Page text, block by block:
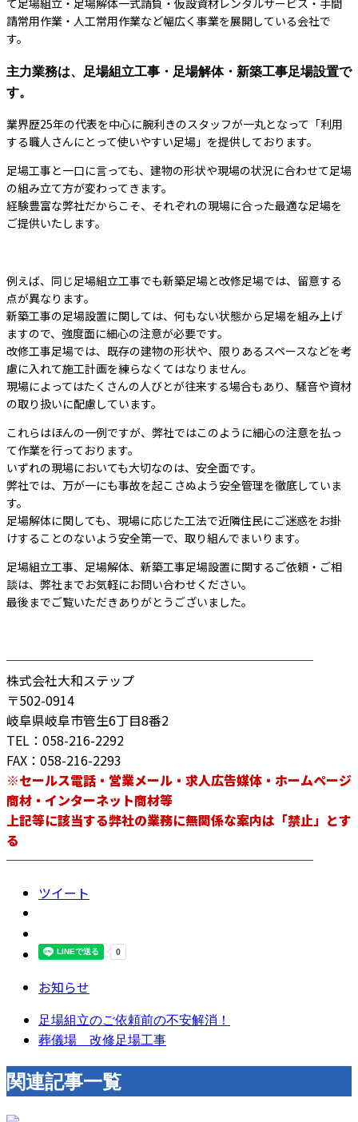
て足場組立・足場解体一式請負・仮設資材レンタルサービス・手間
請常用作業・人工常用作業など幅広く事業を展開している会社で
す。
主力業務は、足場組立工事・足場解体・新築工事足場設置で
す。
業界歴25年の代表を中心に腕利きのスタッフが一丸となって「利用
する職人さんにとって使いやすい足場」を提供しております。
足場工事と一口に言っても、建物の形状や現場の状況に合わせて足場
の組み立て方が変わってきます。
経験豊富な弊社だからこそ、それぞれの現場に合った最適な足場を
ご提供いたします。
例えば、同じ足場組立工事でも新築足場と改修足場では、留意する
点が異なります。
新築工事の足場設置に関しては、何もない状態から足場を組み上げ
ますので、強度面に細心の注意が必要です。
改修工事足場では、既存の建物の形状や、限りあるスペースなどを考
慮に入れて施工計画を練らなくてはなりません。
現場によってはたくさんの人びとが往来する場合もあり、騒音や資材
の取り扱いに配慮しています。
これらはほんの一例ですが、弊社ではこのように細心の注意を払っ
て作業を行っております。
いずれの現場においても大切なのは、安全面です。
弊社では、万が一にも事故を起こさぬよう安全管理を徹底していま
す。
足場解体に関しても、現場に応じた工法で近隣住民にご迷惑をお掛
けすることのないよう安全第一で、取り組んでまいります。
足場組立工事、足場解体、新築工事足場設置に関するご依頼・ご相
談は、弊社までお気軽にお問い合わせください。
最後までご覧いただきありがとうございました。
────────────────────────
株式会社大和ステップ
〒502-0914
岐阜県岐阜市管生6丁目8番2
TEL：058-216-2292
FAX：058-216-2293
※セールス電話・営業メール・求人広告媒体・ホームページ
商材・インターネット商材等
上記等に該当する弊社の業務に無関係な案内は「禁止」とす
る
────────────────────────
ツイート
お知らせ
足場組立のご依頼前の不安解消！
葬儀場 改修足場工事
関連記事一覧